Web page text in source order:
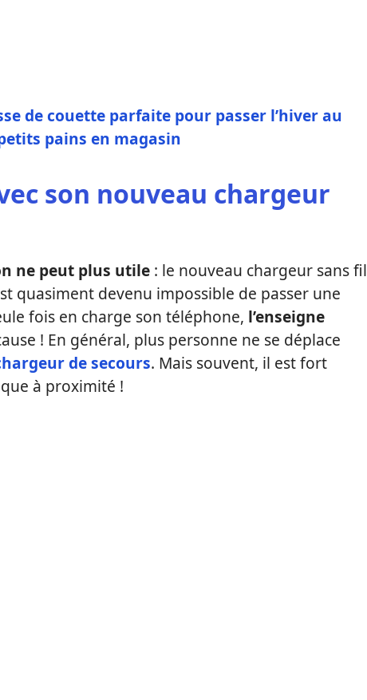
de couette parfaite pour passer l’hiver au
pains en magasin
son nouveau chargeur
ne peut plus utile : le nouveau chargeur sans fil
quasiment devenu impossible de passer une
fois en charge son téléphone, l’enseigne
! En général, plus personne ne se déplace
de secours. Mais souvent, il est fort
à proximité !